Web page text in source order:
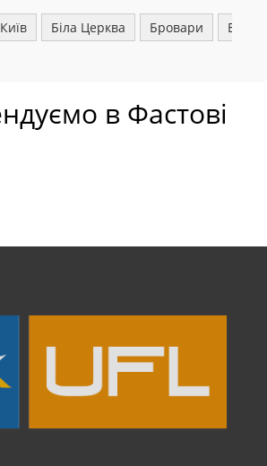
Біла Церква Бровари
в Фастові